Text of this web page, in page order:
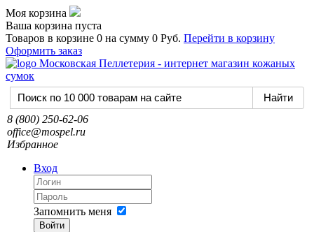
Моя корзина
Ваша корзина пуста
Товаров в корзине 0 на сумму 0 Руб. Перейти в корзину
Оформить заказ
8 (800) 250-62-06
office@mospel.ru
Избранное
Вход
Запомнить меня
Войти